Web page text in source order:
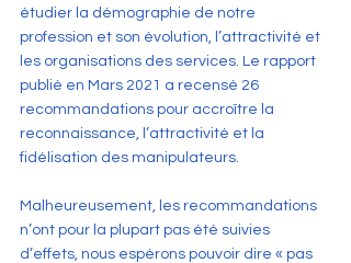
étudier la démographie de notre
profession et son évolution, l’attractivité et
les organisations des services. Le rapport
publié en Mars 2021 a recensé 26
recommandations pour accroître la
reconnaissance, l’attractivité et la
fidélisation des manipulateurs.
Malheureusement, les recommandations
n’ont pour la plupart pas été suivies
d’effets, nous espérons pouvoir dire « pas